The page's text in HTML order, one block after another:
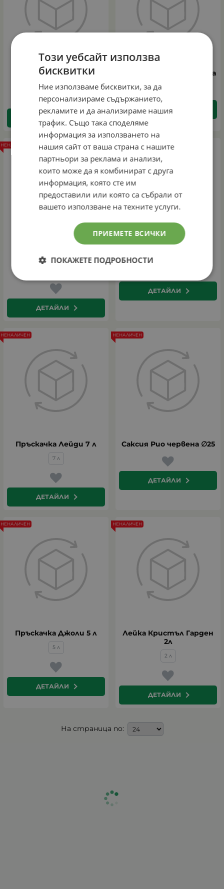
Подложка кръгла 30
ДЕТАЙЛИ
Саксия Лотус 30 кафява
ДЕТАЙЛИ
пръскачка Олимпия и
ДЕТАЙЛИ
НЕНАЛИЧЕН
ДЕТАЙЛИ
НЕНАЛИЧЕН
Пръскачка Лейди 7 л
7 л
ДЕТАЙЛИ
НЕНАЛИЧЕН
Саксия Рио червена ∅25
ДЕТАЙЛИ
НЕНАЛИЧЕН
Пръскачка Джоли 5 л
5 л
ДЕТАЙЛИ
НЕНАЛИЧЕН
Лейка Кристъл Гарден
2л
2 л
ДЕТАЙЛИ
НЕНАЛИЧЕН
На страница по:
Този уебсайт използва
бисквитки
Ние използваме бисквитки, за да
персонализираме съдържанието,
рекламите и да анализираме нашия
трафик. Също така споделяме
информация за използването на
нашия сайт от ваша страна с нашите
партньори за реклама и анализи,
които може да я комбинират с друга
информация, която сте им
предоставили или която са събрали от
вашето използване на техните услуги.
ПРИЕМЕТЕ ВСИЧКИ
ПОКАЖЕТЕ ПОДРОБНОСТИ